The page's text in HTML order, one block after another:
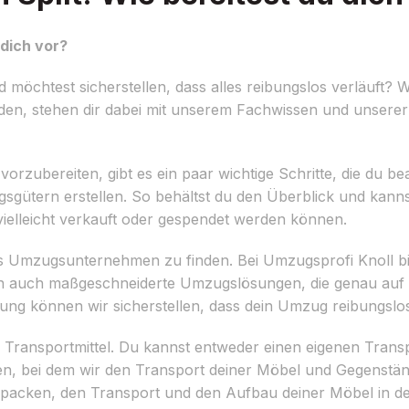
vor?
sicherstellen, dass alles reibungslos verläuft?
stehen dir dabei mit unserem Fachwissen und
gibt es ein paar wichtige Schritte, die du
erstellen. So behältst du den Überblick und
verkauft oder gespendet werden können.
Umzugsunternehmen zu finden. Bei Umzugsprofi Knoll
maßgeschneiderte Umzugslösungen, die genau auf
können wir sicherstellen, dass dein Umzug
Du kannst entweder einen eigenen
bei dem wir den Transport deiner Möbel und
den Transport und den Aufbau deiner Möbel in